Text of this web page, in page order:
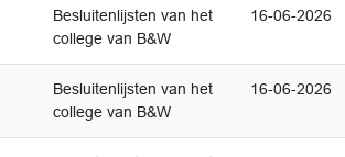
Besluitenlijsten van het
college van B&W
16-06-2026
Besluitenlijsten van het
college van B&W
16-06-2026